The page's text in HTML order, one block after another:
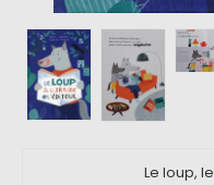
Le loup,